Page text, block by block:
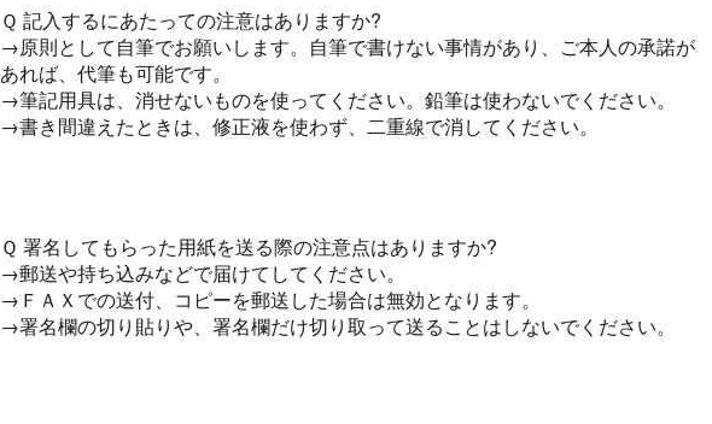
Ｑ 記入するにあたっての注意はありますか?
→原則として自筆でお願いします。自筆で書けない事情があり、ご本人の承諾が
あれば、代筆も可能です。
→筆記用具は、消せないものを使ってください。鉛筆は使わないでください。
→書き間違えたときは、修正液を使わず、二重線で消してください。
Ｑ 署名してもらった用紙を送る際の注意点はありますか?
→郵送や持ち込みなどで届けてしてください。
→ＦＡＸでの送付、コピーを郵送した場合は無効となります。
→署名欄の切り貼りや、署名欄だけ切り取って送ることはしないでください。